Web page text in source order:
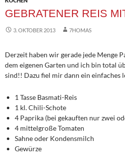
GEBRATENER REIS
3. OKTOBER 2013 7HOMAS
Derzeit haben wir gerade jede Menge
dem eigenen Garten und ich bin total
sind!! Dazu fiel mir dann ein einfaches
1 Tasse Basmati-Reis
1 kl. Chili-Schote
4 Paprika (bei gekauften nur zwei
4 mittelgroße Tomaten
Sahne oder Kondensmilch
Gewürze